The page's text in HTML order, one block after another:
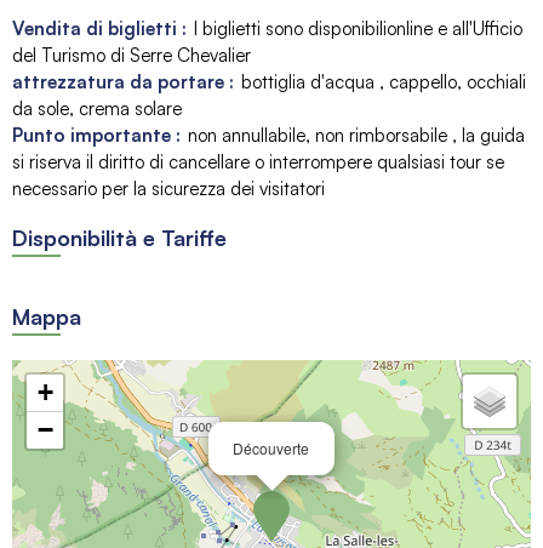
Vendita di biglietti : I biglietti sono disponibilionline e all'Ufficio
del Turismo di Serre Chevalier
attrezzatura da portare : bottiglia d'acqua
cappello, occhiali
da sole, crema solare
Punto importante : non annullabile, non rimborsabile
la guida
si riserva il diritto di cancellare o interrompere qualsiasi tour se
necessario per la sicurezza dei visitatori
Disponibilità e Tariffe
Mappa
Découverte
+
−